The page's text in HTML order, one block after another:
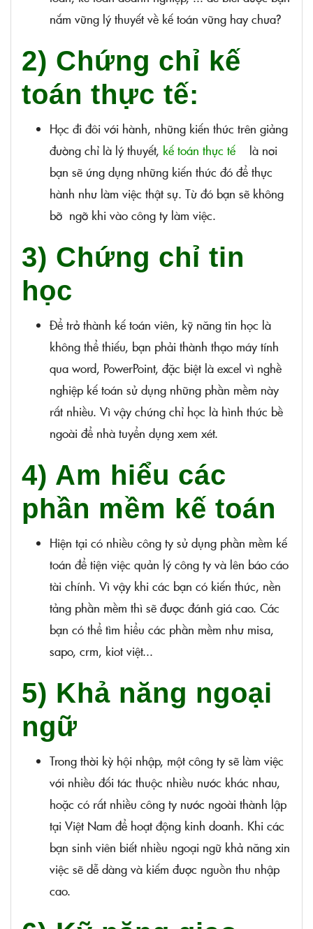
nắm vững lý thuyết về kế toán vững hay chưa?
2) Chứng chỉ kế
toán thực tế:
Học đi đôi với hành, những kiến thức trên giảng
đường chỉ là lý thuyết, kế toán thực tế
là nơi
bạn sẽ ứng dụng những kiến thức đó để thực
hành như làm việc thật sự. Từ đó bạn sẽ không
bỡ ngỡ khi vào công ty làm việc.
3) Chứng chỉ tin
học
Để trở thành kế toán viên, kỹ năng tin học là
không thể thiếu, bạn phải thành thạo máy tính
qua word, PowerPoint, đặc biệt là excel vì nghề
nghiệp kế toán sử dụng những phần mềm này
rất nhiều. Vì vậy chứng chỉ học là hình thức bề
ngoài để nhà tuyển dụng xem xét.
4) Am hiểu các
phần mềm kế toán
Hiện tại có nhiều công ty sử dụng phần mềm kế
toán để tiện việc quản lý công ty và lên báo cáo
tài chính. Vì vậy khi các bạn có kiến thức, nền
tảng phần mềm thì sẽ được đánh giá cao. Các
bạn có thể tìm hiểu các phần mềm như misa,
sapo, crm, kiot việt...
5) Khả năng ngoại
ngữ
Trong thời kỳ hội nhập, một công ty sẽ làm việc
với nhiều đối tác thuộc nhiều nước khác nhau,
hoặc có rất nhiều công ty nước ngoài thành lập
tại Việt Nam để hoạt động kinh doanh. Khi các
bạn sinh viên biết nhiều ngoại ngữ khả năng xin
việc sẽ dễ dàng và kiếm được nguồn thu nhập
cao.